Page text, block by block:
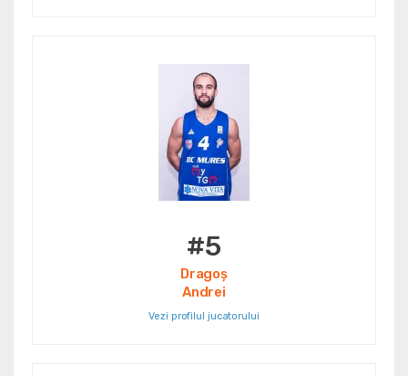
#5
Dragoş
Andrei
Vezi profilul jucatorului